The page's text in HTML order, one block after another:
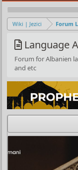
Wiki | Jezici Forum
Language
Forum for Albanien
and etc